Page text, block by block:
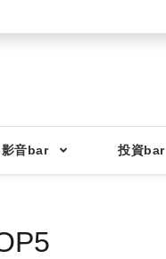
音bar 投資bar